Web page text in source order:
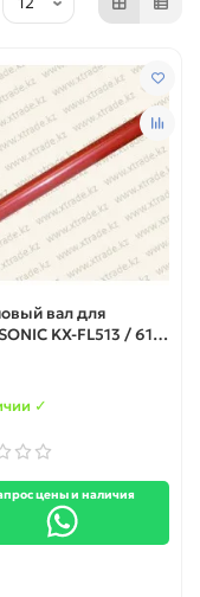
вал для
KX-FL513 / 613
✓
цены и наличия